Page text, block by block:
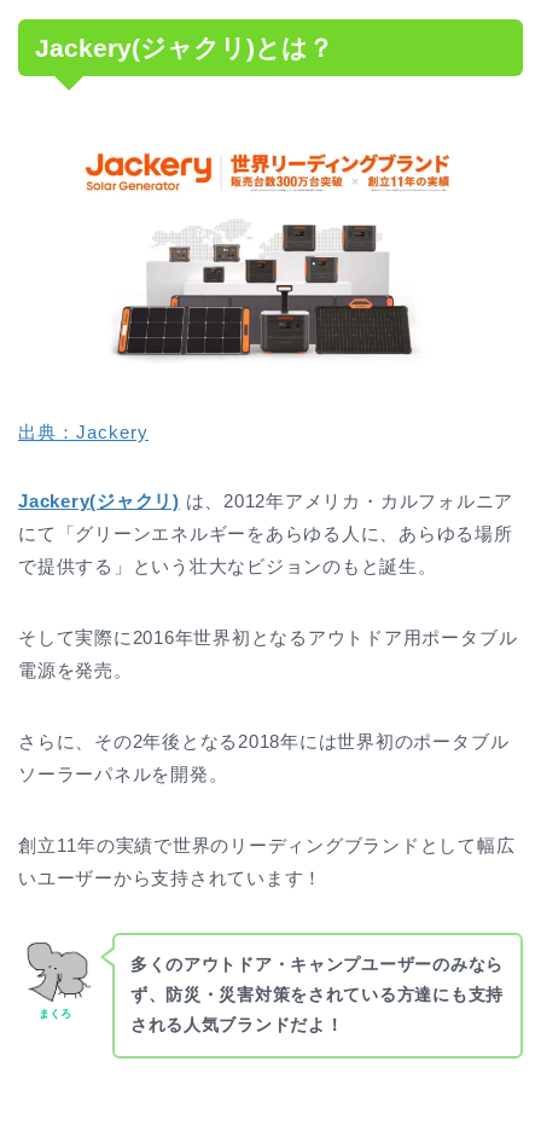
Jackery(ジャクリ)とは？
出典：Jackery
Jackery(ジャクリ) は、2012年アメリカ・カルフォルニア
にて「グリーンエネルギーをあらゆる人に、あらゆる場所
で提供する」という壮大なビジョンのもと誕生。
そして実際に2016年世界初となるアウトドア用ポータブル
電源を発売。
さらに、その2年後となる2018年には世界初のポータブル
ソーラーパネルを開発。
創立11年の実績で世界のリーディングブランドとして幅広
いユーザーから支持されています！
まくろ
多くのアウトドア・キャンプユーザーのみなら
ず、防災・災害対策をされている方達にも支持
される人気ブランドだよ！